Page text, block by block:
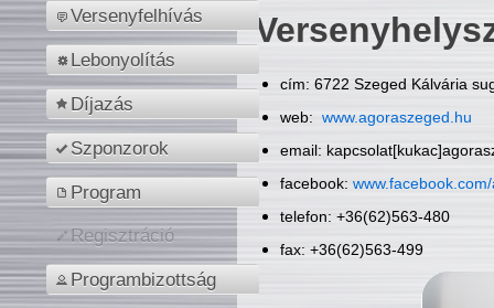
Versenyfelhívás
Lebonyolítás
Díjazás
Szponzorok
Program
Regisztráció
Programbizottság
cím: 6722 Szeged Kálvária
web: www.agoraszeged.hu
email:
facebook:
telefon: +36(62)563-480
fax: +36(62)563-499